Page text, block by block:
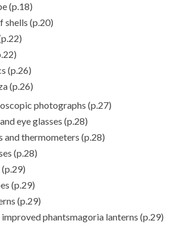
(p.18)
shells (p.20)
(p.26)
(p.26)
photographs (p.27)
eye glasses (p.28)
and thermometers (p.28)
(p.28)
(p.29)
(p.29)
(p.29)
improved phantsmagoria lanterns (p.29)